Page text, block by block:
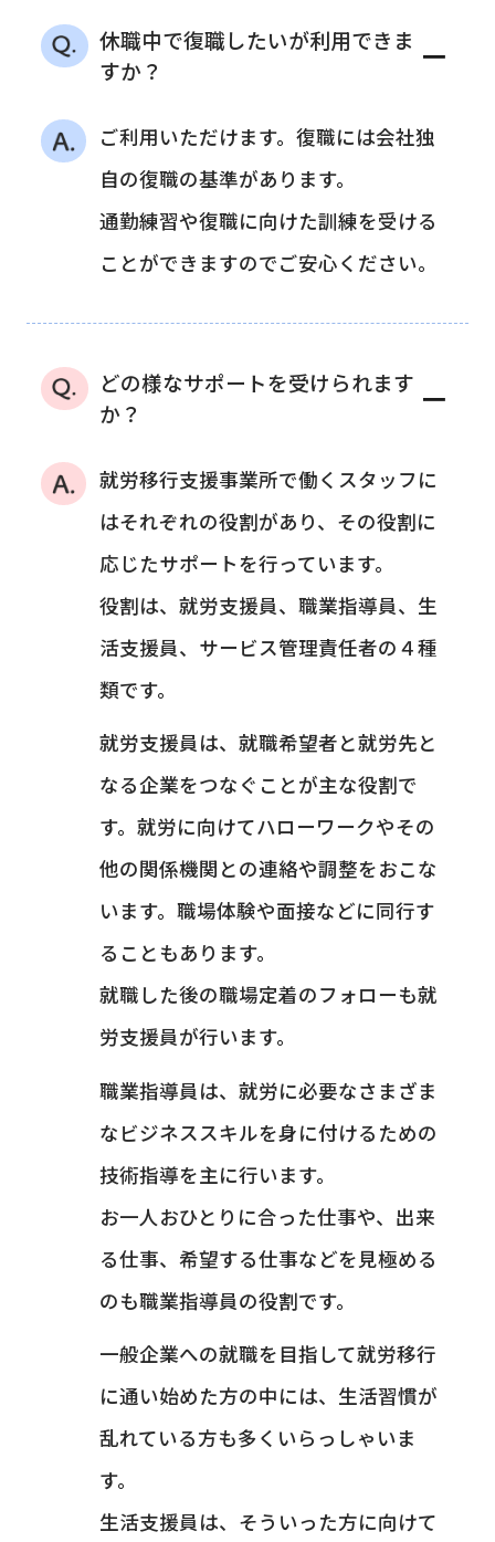
休職中で復職したいが利用できま
すか？
－
ご利用いただけます。復職には会社独
自の復職の基準があります。
通勤練習や復職に向けた訓練を受ける
ことができますのでご安心ください。
どの様なサポートを受けられます
か？
－
就労移行支援事業所で働くスタッフに
はそれぞれの役割があり、その役割に
応じたサポートを行っています。
役割は、就労支援員、職業指導員、生
活支援員、サービス管理責任者の４種
類です。
就労支援員は、就職希望者と就労先と
なる企業をつなぐことが主な役割で
す。就労に向けてハローワークやその
他の関係機関との連絡や調整をおこな
います。職場体験や面接などに同行す
ることもあります。
就職した後の職場定着のフォローも就
労支援員が行います。
職業指導員は、就労に必要なさまざま
なビジネススキルを身に付けるための
技術指導を主に行います。
お一人おひとりに合った仕事や、出来
る仕事、希望する仕事などを見極める
のも職業指導員の役割です。
一般企業への就職を目指して就労移行
に通い始めた方の中には、生活習慣が
乱れている方も多くいらっしゃいま
す。
生活支援員は、そういった方に向けて